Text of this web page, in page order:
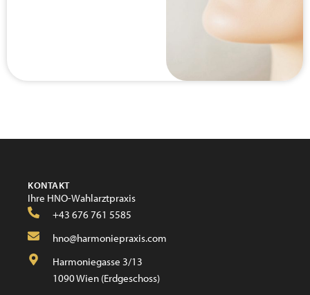
KONTAKT
Ihre HNO-Wahlarztpraxis
+43 676 761 5585
hno@harmoniepraxis.com
Harmoniegasse 3/13
1090 Wien (Erdgeschoss)